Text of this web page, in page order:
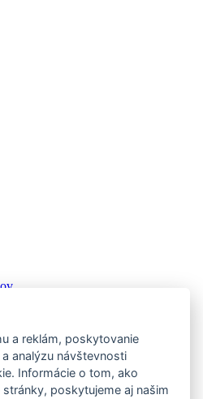
Design bykhn office,
a reklám, poskytovanie
analýzu návštevnosti
Informácie o tom, ako
poskytujeme aj našim